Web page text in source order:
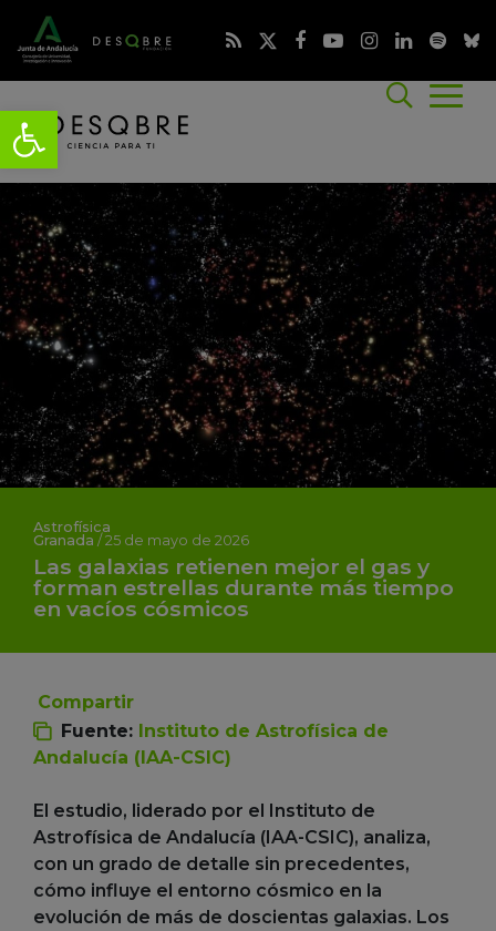
Astrofísica
Granada / 25 de mayo de 2026
Las galaxias retienen mejor el gas y
forman estrellas durante más tiempo
en vacíos cósmicos
Compartir
Fuente: Instituto de Astrofísica de
Andalucía (IAA-CSIC)
El estudio, liderado por el Instituto de
Astrofísica de Andalucía (IAA-CSIC), analiza,
con un grado de detalle sin precedentes,
cómo influye el entorno cósmico en la
evolución de más de doscientas galaxias. Los